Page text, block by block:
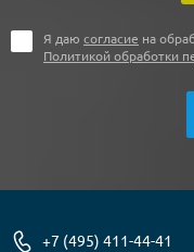
Я даю согласие на
Политикой обработки
+7 (495) 411-44-41